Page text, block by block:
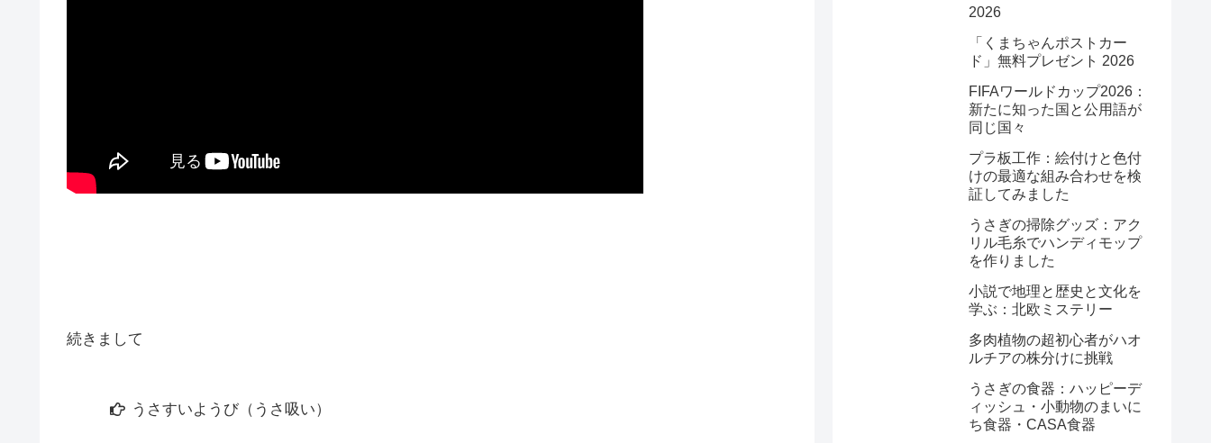
続きまして
うさすいようび（うさ吸い）
2026
「くまちゃんポストカー
ド」無料プレゼント 2026
FIFAワールドカップ2026：
新たに知った国と公用語が
同じ国々
プラ板工作：絵付けと色付
けの最適な組み合わせを検
証してみました
うさぎの掃除グッズ：アク
リル毛糸でハンディモップ
を作りました
小説で地理と歴史と文化を
学ぶ：北欧ミステリー
多肉植物の超初心者がハオ
ルチアの株分けに挑戦
うさぎの食器：ハッピーデ
ィッシュ・小動物のまいに
ち食器・CASA食器